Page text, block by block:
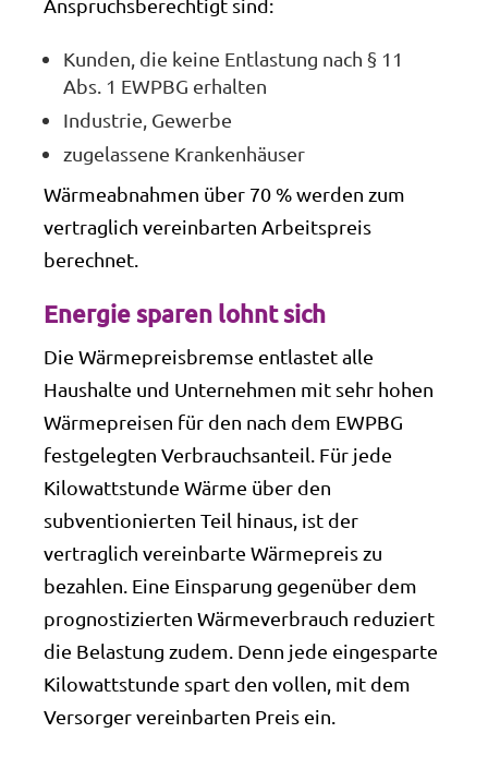
Anspruchsberechtigt sind:
Kunden, die keine Entlastung nach § 11
Abs. 1 EWPBG erhalten
Industrie, Gewerbe
zugelassene Krankenhäuser
Wärmeabnahmen über 70 % werden zum
vertraglich vereinbarten Arbeitspreis
berechnet.
Energie sparen lohnt sich
Die Wärmepreisbremse entlastet alle
Haushalte und Unternehmen mit sehr hohen
Wärmepreisen für den nach dem EWPBG
festgelegten Verbrauchsanteil. Für jede
Kilowattstunde Wärme über den
subventionierten Teil hinaus, ist der
vertraglich vereinbarte Wärmepreis zu
bezahlen. Eine Einsparung gegenüber dem
prognostizierten Wärmeverbrauch reduziert
die Belastung zudem. Denn jede eingesparte
Kilowattstunde spart den vollen, mit dem
Versorger vereinbarten Preis ein.